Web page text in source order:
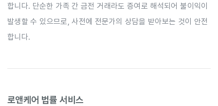
합니다. 단순한 가족 간 금전 거래라도 증여로 해석되어 불이익이
발생할 수 있으므로, 사전에 전문가의 상담을 받아보는 것이 안전
합니다.
로앤케어 법률 서비스